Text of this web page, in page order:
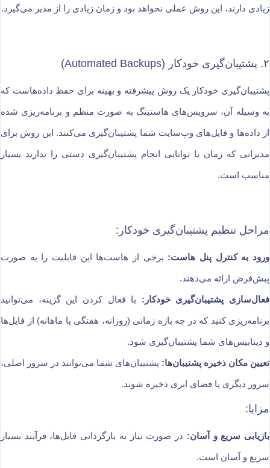
زیادی دارند، این روش عملی نخواهد بود و زمان زیادی را از مدیر می‌گیرد.
۲. پشتیبان‌گیری خودکار (Automated Backups)
پشتیبان‌گیری خودکار یک روش پیشرفته و بهینه برای حفظ داده‌هاست که
به وسیله آن، سرویس‌های هاستینگ به صورت منظم و برنامه‌ریزی شده
از داده‌ها و فایل‌های وب‌سایت شما پشتیبان‌گیری می‌کنند. این روش برای
مدیرانی که زمان یا توانایی انجام پشتیبان‌گیری دستی را ندارند بسیار
مناسب است.
مراحل تنظیم پشتیبان‌گیری خودکار:
ورود به کنترل پنل هاست: برخی از هاست‌ها این قابلیت را به صورت
پیش‌فرض ارائه می‌دهند.
فعال‌سازی پشتیبان‌گیری خودکار: با فعال کردن این گزینه، می‌توانید
برنامه‌ریزی کنید که در چه بازه زمانی (روزانه، هفتگی یا ماهانه) از فایل‌ها
و دیتابیس‌های شما پشتیبان‌گیری شود.
تعیین مکان ذخیره پشتیبان‌ها: پشتیبان‌های شما می‌توانند در سرور اصلی،
سرور دیگری یا فضای ابری ذخیره شوند.
مزایا:
بازیابی سریع و آسان: در صورت نیاز به بازگردانی فایل‌ها، فرآیند بسیار
سریع و آسان است.